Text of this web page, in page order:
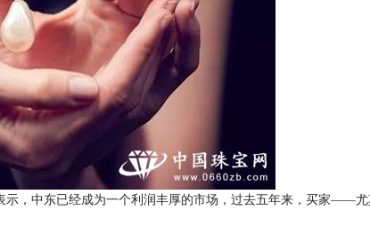
示，中东已经成为一个利润丰厚的市场，过去五年来，买家——